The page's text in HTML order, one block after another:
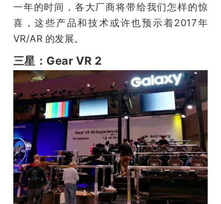
专
题
爱
搞
机
一年的时间，各大厂商将带给我们怎样的惊
喜，这些产品和技术或许也预示着2017年
VR/AR 的发展。
三星：Gear VR 2